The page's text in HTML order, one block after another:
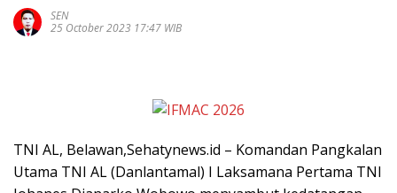
SEN
25 October 2023 17:47 WIB
TNI AL, Belawan,Sehatynews.id – Komandan Pangkalan
Utama TNI AL (Danlantamal) I Laksamana Pertama TNI